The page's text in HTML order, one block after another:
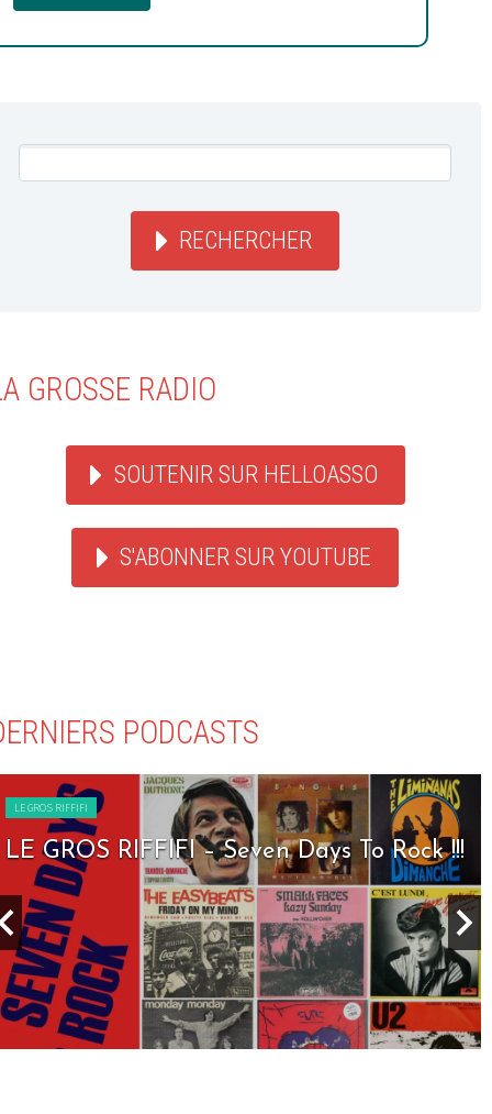
RECHERCHER
GROSSE RADIO
SOUTENIR SUR HELLOASSO
S'ABONNER SUR YOUTUBE
PODCASTS
LE GROS RIFFIFI
LE GROS RIFFIFI – Seven Days To Rock !!!